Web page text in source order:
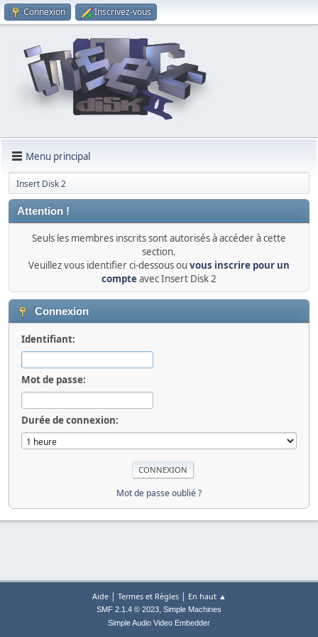
Connexion Inscrivez-vous
Menu principal
Insert Disk 2
Attention !
Seuls les membres inscrits sont autorisés à accéder à cette
section.
Veuillez vous identifier ci-dessous ou vous inscrire pour un
compteavec Insert Disk 2
Connexion
Identifiant:
Mot de passe:
Durée de connexion:
Mot de passe oublié ?
Aide| Termes et Règles| En haut ▲
SMF 2.1.4 © 2023, Simple Machines
Simple Audio Video Embedder